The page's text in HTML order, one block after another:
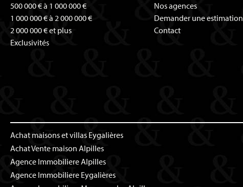
500 000 € à 1 000 000 €
1 000 000 € à 2 000 000 €
2 000 000 € et plus
Exclusivités
Nos agences
Demander une estimation
Contact
Achat maisons et villas Eygalières
Achat Vente maison Alpilles
Agence Immobiliere Alpilles
Agence Immobiliere Eygalières